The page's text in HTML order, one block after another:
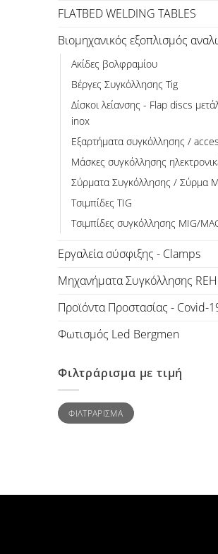
FLATBED WELDING TABLES
Βιομηχανικός εξοπλισμός
Ακίδες βολφραμίου
Βέργες Συγκόλλησης Tig
Δίσκοι λείανσης - Flap discs
inox
Εξαρτήματα συγκόλλησης /
Μάσκες συγκόλλησης
Σύρματα Συγκόλλησης / Σύρμα
Τσιμπίδες TIG
Τσιμπίδες συγκόλλησης MIG/
Εργαλεία σύσφιξης - Clamps
Μηχανήματα Συγκόλλησης
Προϊόντα Προστασίας - Covid-
Φωτισμός Led Bergmen
Φιλτράρισμα με τιμή
Ελάχιστη
τιμή
Μέγιστη
τιμήΦΙΛΤΡΆΡΙΣΜΑ